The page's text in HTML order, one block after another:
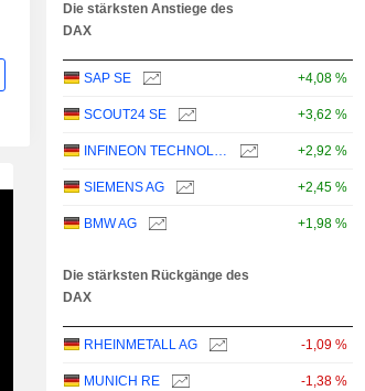
Die stärksten Anstiege des
DAX
SAP SE +4,08 %
SCOUT24 SE +3,62 %
INFINEON TECHNOLOGIES AG +2,92 %
SIEMENS AG +2,45 %
BMW AG +1,98 %
Die stärksten Rückgänge des
DAX
RHEINMETALL AG -1,09 %
MUNICH RE -1,38 %